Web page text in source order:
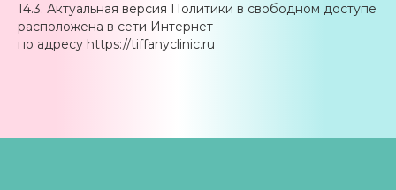
14.3. Актуальная версия Политики в свободном доступе
расположена в сети Интернет
по адресу https://tiffanyclinic.ru